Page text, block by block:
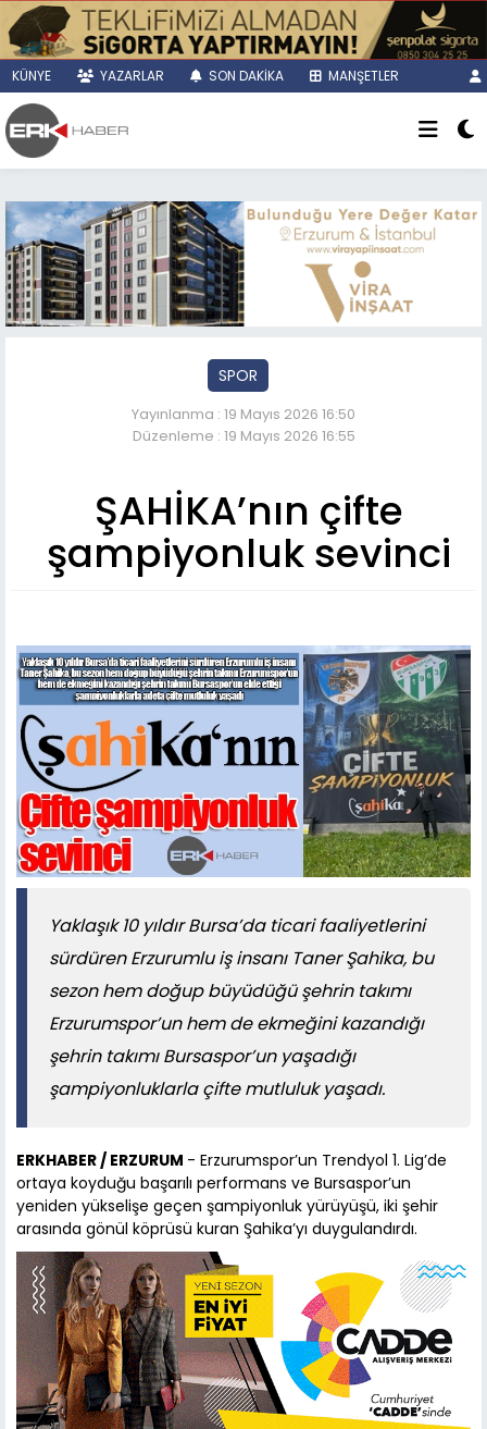
KÜNYE YAZARLAR SON DAKİKA MANŞETLER
SPOR
Yayınlanma : 19 Mayıs 2026 16:50
Düzenleme : 19 Mayıs 2026 16:55
ŞAHİKA’nın çifte
şampiyonluk sevinci
Yaklaşık 10 yıldır Bursa’da ticari faaliyetlerini
sürdüren Erzurumlu iş insanı Taner Şahika, bu
sezon hem doğup büyüdüğü şehrin takımı
Erzurumspor’un hem de ekmeğini kazandığı
şehrin takımı Bursaspor’un yaşadığı
şampiyonluklarla çifte mutluluk yaşadı.
ERKHABER / ERZURUM - Erzurumspor’un Trendyol 1. Lig’de
ortaya koyduğu başarılı performans ve Bursaspor’un
yeniden yükselişe geçen şampiyonluk yürüyüşü, iki şehir
arasında gönül köprüsü kuran Şahika’yı duygulandırdı.